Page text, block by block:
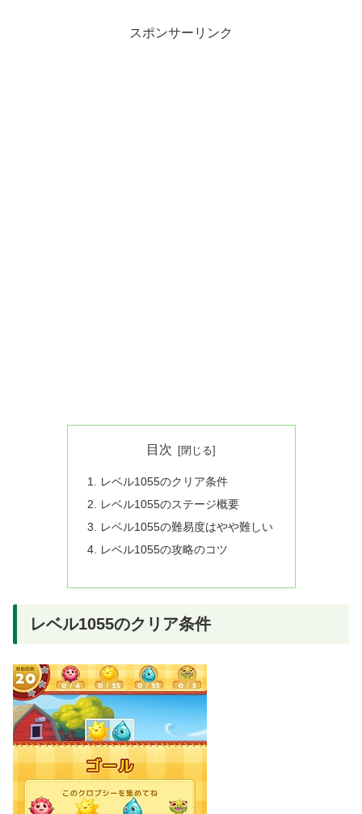
スポンサーリンク
目次
レベル1055のクリア条件
レベル1055のステージ概要
レベル1055の難易度はやや難しい
レベル1055の攻略のコツ
レベル1055のクリア条件